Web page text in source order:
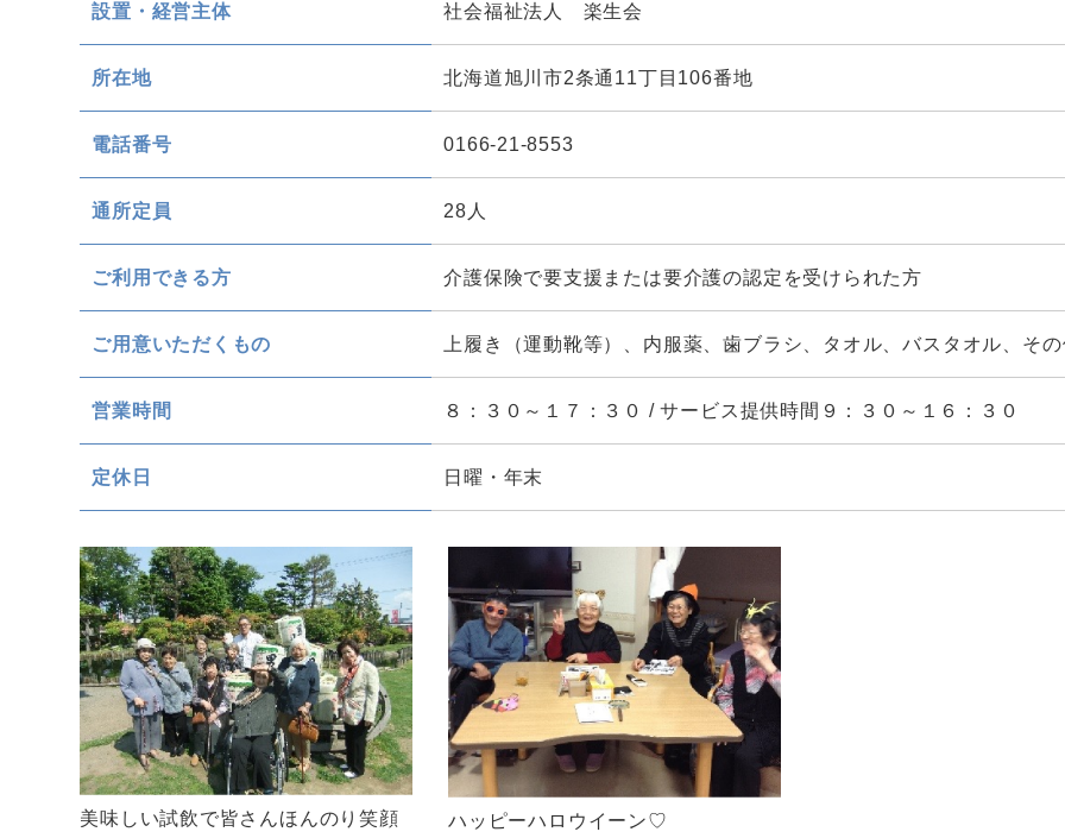
設置・経営主体 社会福祉法人 楽生会
所在地 北海道旭川市2条通11丁目106番地
電話番号 0166-21-8553
通所定員 28人
ご利用できる方 介護保険で要支援または要介護の認定を受けられた方
ご用意いただくもの 上履き（運動靴等）、内服薬、歯ブラシ、タオル、バスタオル、そ
営業時間 ８：３０～１７：３０ / サービス提供時間９：３０～１６：３０
定休日 日曜・年末
美味しい試飲で皆さんほんのり笑顔
ハッピーハロウイーン♡